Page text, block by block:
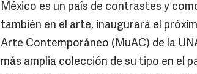
México es un país de contrastes y
también en el arte, inaugurará el
Arte Contemporáneo (MuAC) de la
más amplia colección de su tipo en el